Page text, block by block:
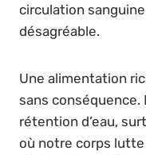
circulation
désagréable.
Une alimentation
sans conséquence.
rétention d’eau,
où notre corps lutte